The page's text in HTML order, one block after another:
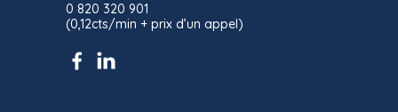
0 820 320 901
(0,12cts/min + prix d’un appel)